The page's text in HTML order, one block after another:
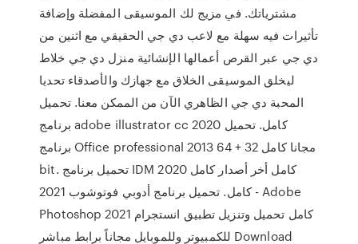
مشترياتك. في مزيج لك الموسيقى المفضلة وإضافة
تأثيرات فيه سهلة مع لاعب دي جي الحقيقي مع اثنين من
دي جي عبر القرص أعمالها الإنشائية منزل دي جي خلاط
ليخلق الموسيقى الخلاق مع جهازك والأصدقاء تحديا
المحبة دي جي الظاهري الآن من الممكن معنا. تحميل
برنامج adobe illustrator cc 2020 كامل. تحميل
برنامج Office professional 2013 مجانا كامل 32 + 64
bit. تحميل برنامج IDM كامل أخر أصدار كامل 2020
كامل. تحميل برنامج أدوبي فوتوشوب 2021 - Adobe
Photoshop 2021 كامل تحميل وتنزيل تطبيق انستجرام
للكمبيوتر وللموبايل مجاناً برابط مباشر Download